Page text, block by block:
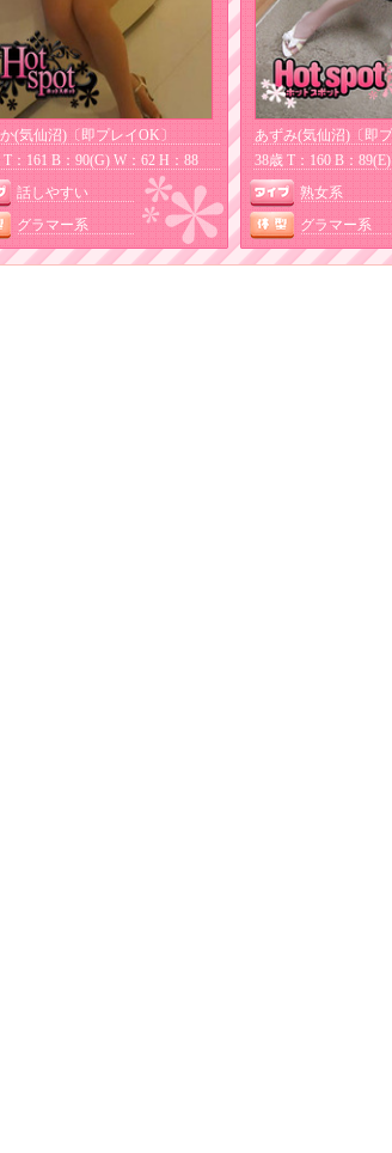
(気仙沼)〔即プレイOK〕
T：161 B：90(G) W：62 H：88
話しやすい
グラマー系
あずみ(気仙沼)〔即プ
38歳 T：160 B：
熟女系
グラマー系